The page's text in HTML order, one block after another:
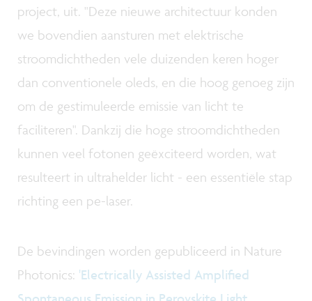
project, uit. "Deze nieuwe architectuur konden
we bovendien aansturen met elektrische
stroomdichtheden vele duizenden keren hoger
dan conventionele oleds, en die hoog genoeg zijn
om de gestimuleerde emissie van licht te
faciliteren". Dankzij die hoge stroomdichtheden
kunnen veel fotonen geëxciteerd worden, wat
resulteert in ultrahelder licht - een essentiële stap
richting een pe-laser.
De bevindingen worden gepubliceerd in Nature
Photonics: 'Electrically Assisted Amplified